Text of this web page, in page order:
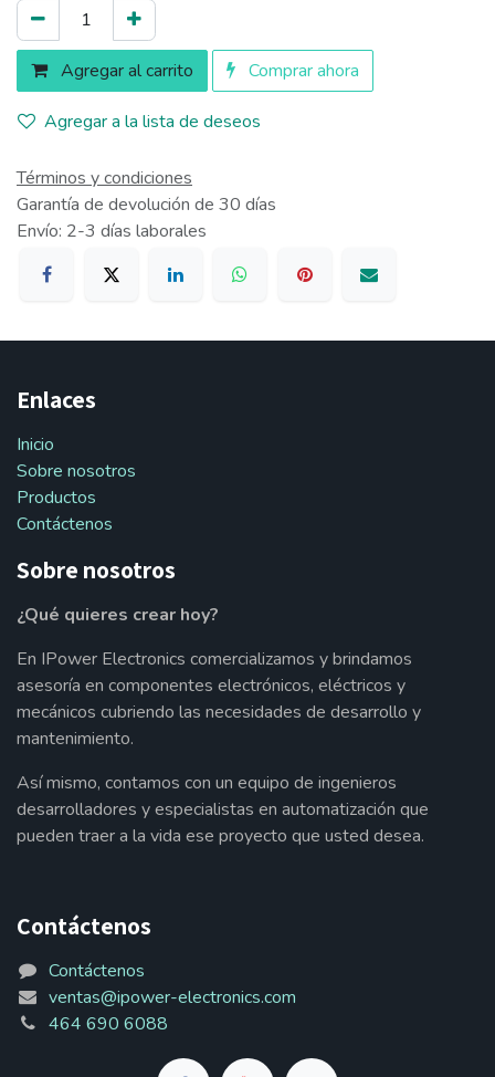
Agregar al carrito Comprar ahora
Agregar a la lista de deseos
Términos y condiciones
Garantía de devolución de 30 días
Envío: 2-3 días laborales
Enlaces
Inicio
Sobre nosotros
Productos
Contáctenos
Sobre nosotros
¿Qué quieres crear hoy?
En IPower Electronics comercializamos y brindamos
asesoría en componentes electrónicos, eléctricos y
mecánicos cubriendo las necesidades de desarrollo y
mantenimiento.
Así mismo, contamos con un equipo de ingenieros
desarrolladores y especialistas en automatización que
pueden traer a la vida ese proyecto que usted desea.
Contáctenos
Contáctenos
ventas@ipower-electronics.com
464 690 6088